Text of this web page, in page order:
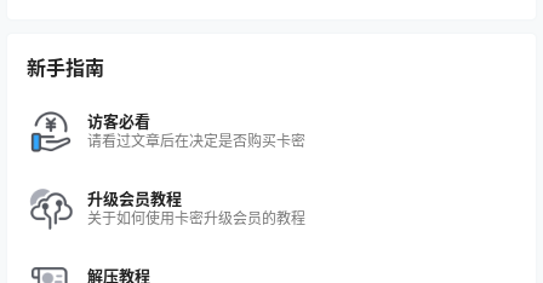
新手指南
访客必看
请看过文章后在决定是否购买卡密
升级会员教程
关于如何使用卡密升级会员的教程
解压教程